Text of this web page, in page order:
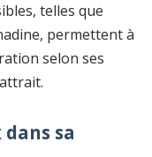
telles que
permettent à
selon ses
sa